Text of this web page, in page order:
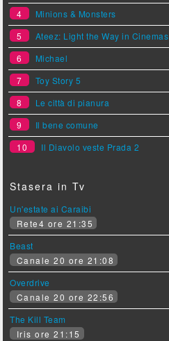
4
Minions & Monsters
5
Ateez: Light the Way in Cinemas
6
Michael
7
Toy Story 5
8
Le città di pianura
9
Il bene comune
10
Il Diavolo veste Prada 2
Stasera in Tv
Un'estate ai Caraibi
Rete4 ore 21:35
Beast
Canale 20 ore 21:08
Overdrive
Canale 20 ore 22:56
The Kill Team
Iris ore 21:15